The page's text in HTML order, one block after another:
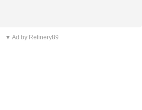
▼ Ad by Refinery89